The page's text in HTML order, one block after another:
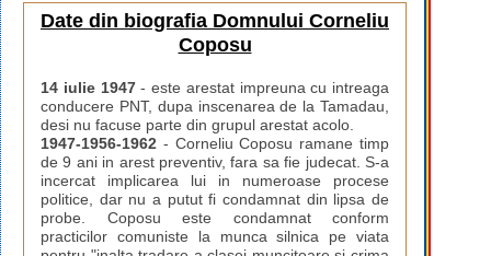
Date din biografia Domnului Corneliu
Coposu
14 iulie 1947- este arestat impreuna cu intreaga
conducere PNT, dupa inscenarea de la Tamadau,
desi nu facuse parte din grupul arestat acolo.
1947-1956-1962 - Corneliu Coposu ramane timp
de 9 ani in arest preventiv, fara sa fie judecat. S-a
incercat implicarea lui in numeroase procese
politice, dar nu a putut fi condamnat din lipsa de
probe. Coposu este condamnat conform
practicilor comuniste la munca silnica pe viata